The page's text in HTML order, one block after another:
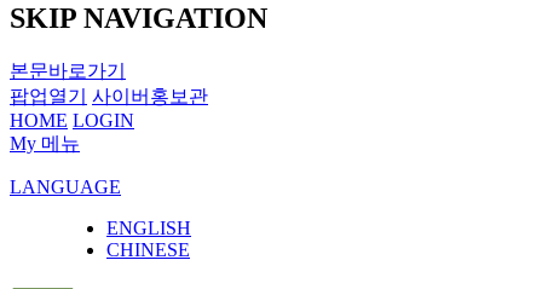
SKIP NAVIGATION
본문바로가기
팝업열기
사이버홍보관
HOME LOGIN
My 메뉴
LANGUAGE
ENGLISH
CHINESE